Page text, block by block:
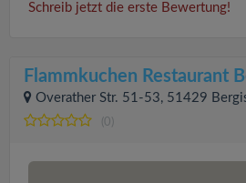
Schreib jetzt die erste Bewertung!
Flammkuchen Restaurant
Overather Str. 51-53, 51429
(0)